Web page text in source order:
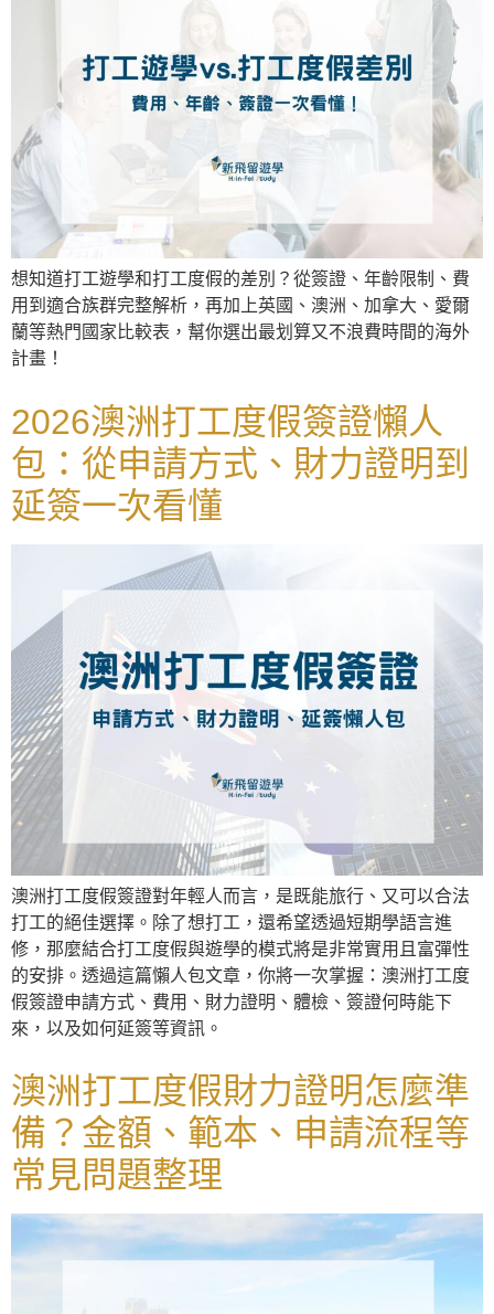
想知道打工遊學和打工度假的差別？從簽證、年齡限制、費
用到適合族群完整解析，再加上英國、澳洲、加拿大、愛爾
蘭等熱門國家比較表，幫你選出最划算又不浪費時間的海外
計畫！
2026澳洲打工度假簽證懶人
包：從申請方式、財力證明到
延簽一次看懂
澳洲打工度假簽證對年輕人而言，是既能旅行、又可以合法
打工的絕佳選擇。除了想打工，還希望透過短期學語言進
修，那麼結合打工度假與遊學的模式將是非常實用且富彈性
的安排。透過這篇懶人包文章，你將一次掌握：澳洲打工度
假簽證申請方式、費用、財力證明、體檢、簽證何時能下
來，以及如何延簽等資訊。
澳洲打工度假財力證明怎麼準
備？金額、範本、申請流程等
常見問題整理